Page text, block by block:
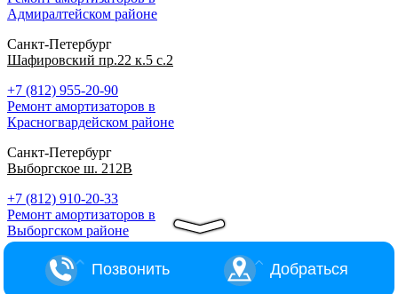
Адмиралтейском районе
Санкт-Петербург
Шафировский пр.22 к.5 с.2
+7 (812) 955-20-90
Ремонт амортизаторов в
Красногвардейском районе
Санкт-Петербург
Выборгское ш. 212В
+7 (812) 910-20-33
Ремонт амортизаторов в
Выборгском районе
Позвонить Добраться